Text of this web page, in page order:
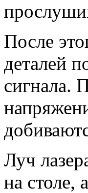
После
деталей
сигнала.
Луч
на столе,